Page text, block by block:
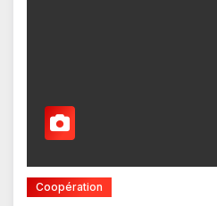
Coopération